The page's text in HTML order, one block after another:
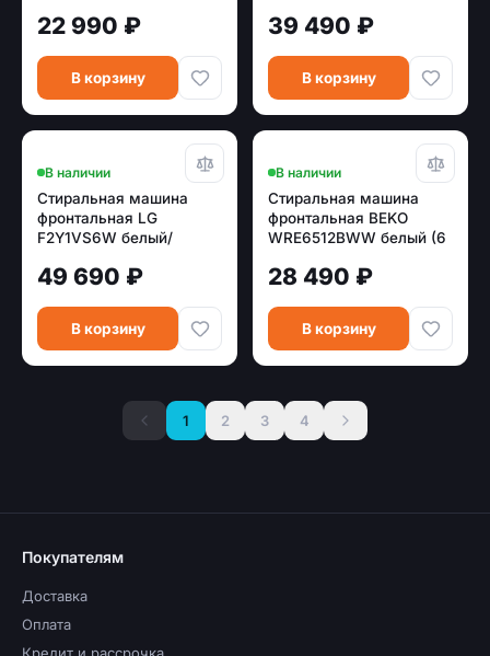
22 990 ₽
В корзину
инвертор)
39 490 ₽
В корзину
В наличии
Стиральная машина
фронтальная LG
F2Y1VS6W белый/
49 690 ₽
В корзину
В наличии
Стиральная машина
фронтальная BEKO
WRE6512BWW белый (6
28 490 ₽
В корзину
1 2 3 4
Покупателям
Доставка
Оплата